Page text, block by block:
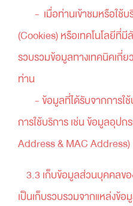
- เมื่อท่านเข้าชมหรือใช้บ
(Cookies) หรือเทคโนโลยีที่
รวบรวมข้อมูลทางเทคนิคเกี่ย
ท่าน
- ข้อมูลที่ได้รับจากการใช้
การใช้บริการ เช่น ข้อมูลอุปก
Address & MAC Address)
3.3 เก็บข้อมูลส่วนบุคคลข
เป็นเก็บรวบรวมจากแหล่งข้